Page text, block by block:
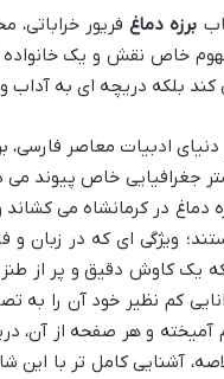
برزه دماغفریور
خاص نقش و یک خانواده
کند بلکه دریچه ای به آداب
دنیای ادبیات معاصر فارسی،
جغرافیایی خاص پیوند می
دماغ در کرمانشاه می
ویژگی ای که در زبان
یک کاوش دقیق و پر از
کم نظیر خود آن را به
آمیخته و هر صفحه از آن،
آشنایی کامل تر با این